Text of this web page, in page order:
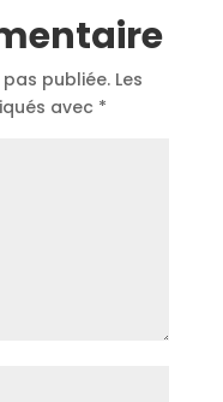
publiée. Les
avec *